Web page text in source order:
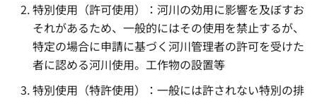
特別使用（許可使用）：河川の効用に影響を及ぼすお
それがあるため、一般的にはその使用を禁止するが、
特定の場合に申請に基づく河川管理者の許可を受けた
者に認める河川使用。工作物の設置等
特別使用（特許使用）：一般には許されない特別の排